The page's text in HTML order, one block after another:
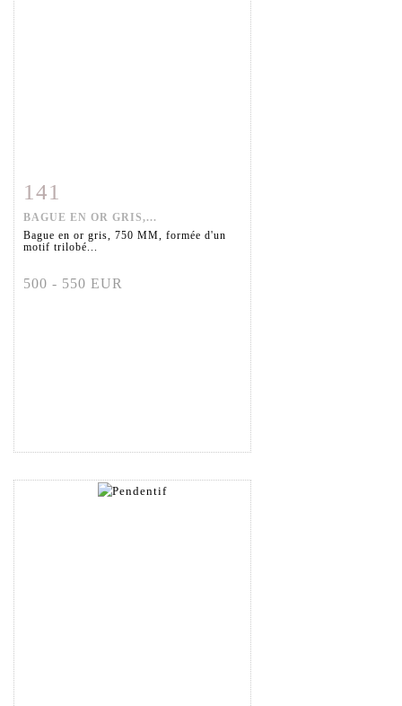
Fiche détaillée
141
BAGUE EN OR GRIS,...
Bague en or gris, 750 MM, formée d'un
motif trilobé...
500 - 550 EUR